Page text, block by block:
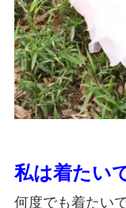
私は着たい
何度でも着たいで